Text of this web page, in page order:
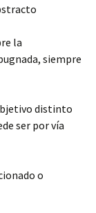
la
siempre
distinto
ser por vía
o